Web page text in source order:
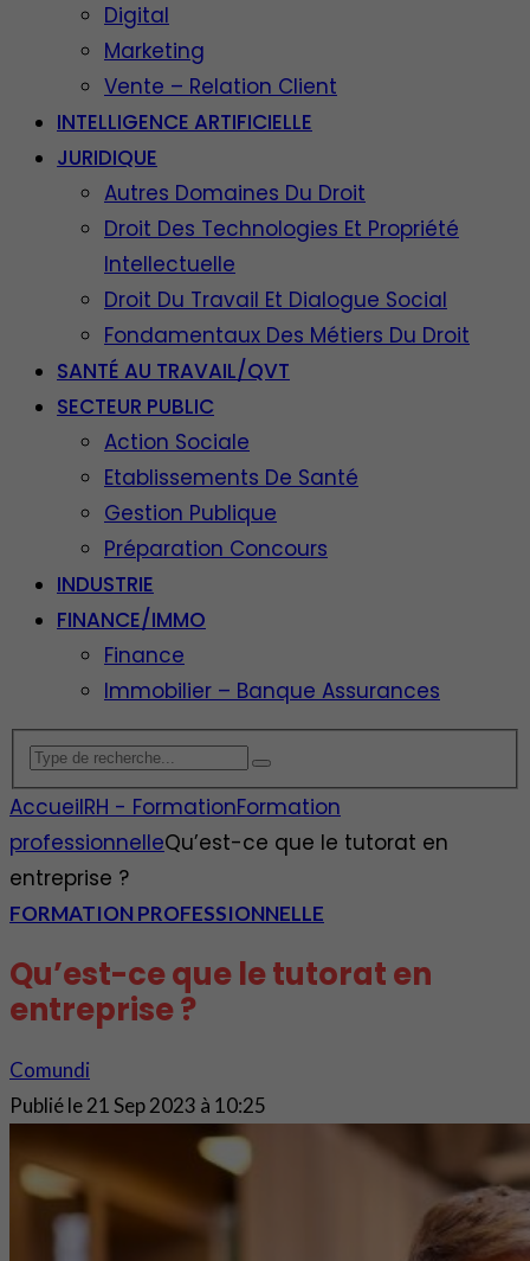
Digital
Marketing
Vente – Relation Client
INTELLIGENCE ARTIFICIELLE
JURIDIQUE
Autres Domaines Du Droit
Droit Des Technologies Et Propriété
Intellectuelle
Droit Du Travail Et Dialogue Social
Fondamentaux Des Métiers Du Droit
SANTÉ AU TRAVAIL/QVT
SECTEUR PUBLIC
Action Sociale
Etablissements De Santé
Gestion Publique
Préparation Concours
INDUSTRIE
FINANCE/IMMO
Finance
Immobilier – Banque Assurances
AccueilRH - FormationFormation
professionnelleQu’est-ce que le tutorat en
entreprise ?
FORMATION PROFESSIONNELLE
Qu’est-ce que le tutorat en
entreprise ?
Comundi
Publié le21 Sep 2023 à 10:25